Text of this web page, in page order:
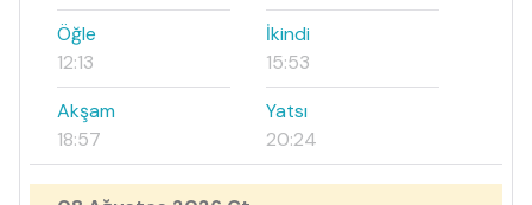
Öğle
12:13
İkindi
15:53
Akşam
18:57
Yatsı
20:24